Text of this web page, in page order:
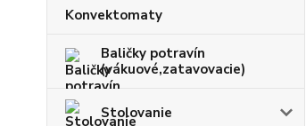
Konvektomaty
Baličky potravín
(vákuové,zatavovacie)
Stolovanie